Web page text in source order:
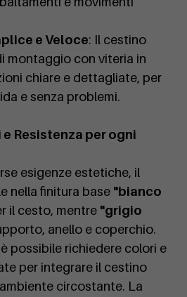
e Veloce: Il cestino
montaggio con viteria in
chiare e dettagliate, per
e senza problemi.
Resistenza per ogni
esigenze estetiche, il
nella finitura base "bianco
il cesto, mentre "grigio
anello e coperchio.
possibile richiedere colori e
per integrare il cestino
circostante. La